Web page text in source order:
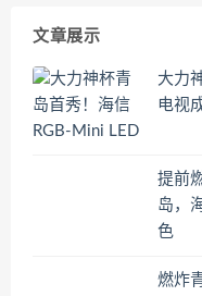
文章展示
大力
电视
提前
岛，
色
燃炸